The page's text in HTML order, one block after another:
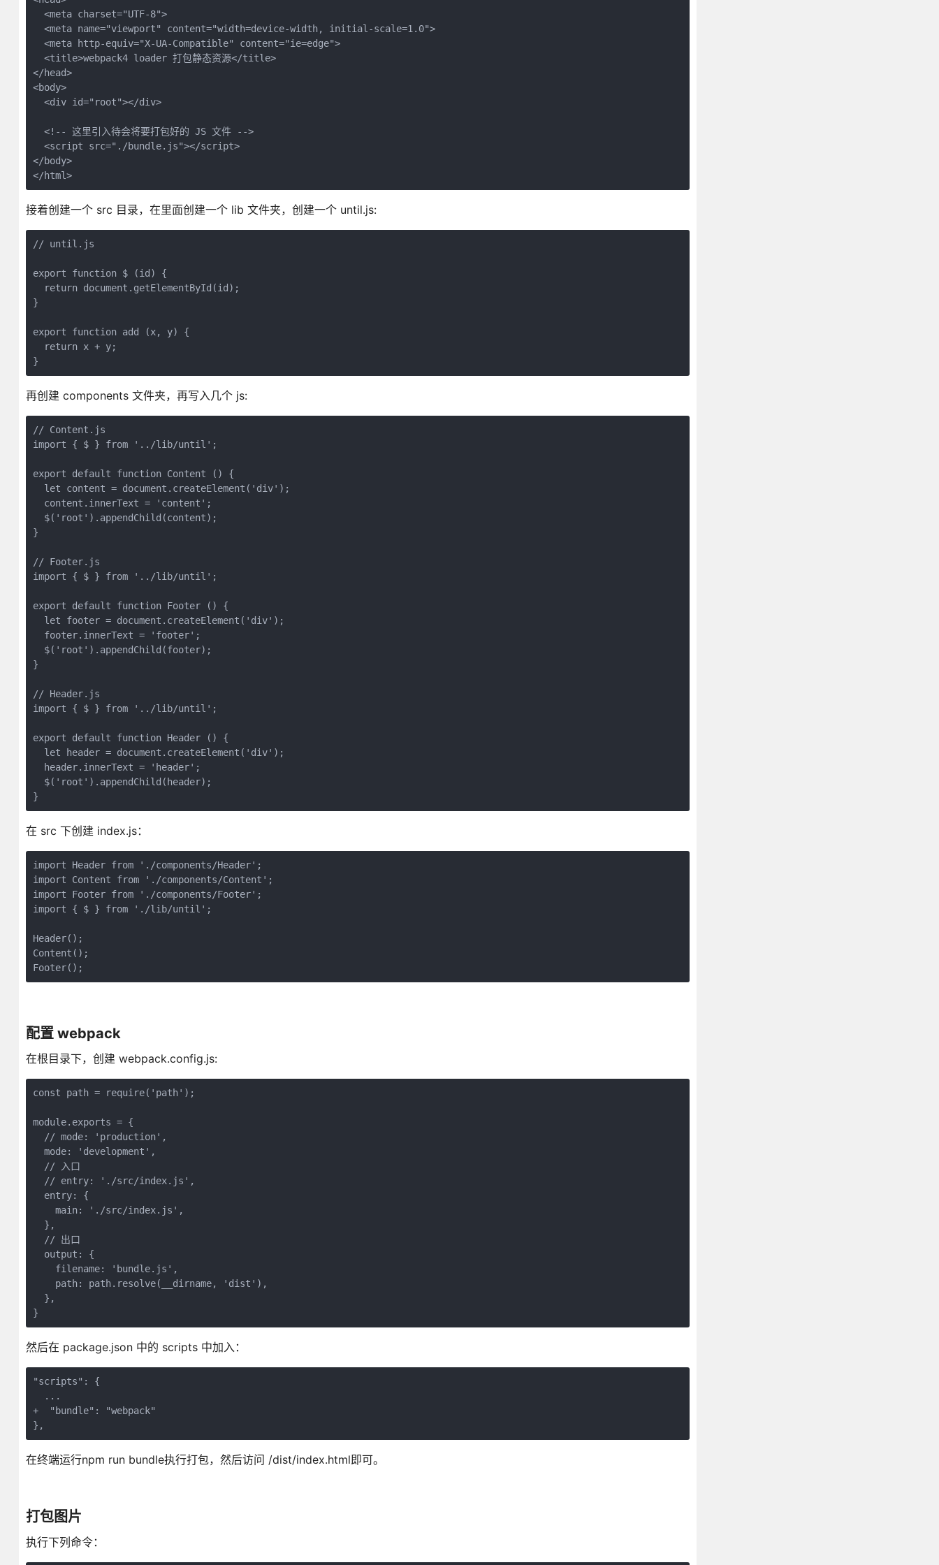
  <meta charset="UTF-8">
  <meta name="viewport" content="width=device-width, initial-scale=1.0">
  <meta http-equiv="X-UA-Compatible" content="ie=edge">
  <title>webpack4 loader 打包静态资源</title>
</head>
<body>
  <div id="root"></div>
  <!-- 这里引入待会将要打包好的 JS 文件 -->
  <script src="./bundle.js"></script>
</body>
</html>
接着创建一个 src 目录，在里面创建一个 lib 文件夹，创建一个 until.js:
// until.js
export function $ (id) {
  return document.getElementById(id);
}
export function add (x, y) {
  return x + y;
}
再创建 components 文件夹，再写入几个 js:
// Content.js
import { $ } from '../lib/until';
export default function Content () {
  let content = document.createElement('div');
  content.innerText = 'content';
  $('root').appendChild(content);
}
// Footer.js
import { $ } from '../lib/until';
export default function Footer () {
  let footer = document.createElement('div');
  footer.innerText = 'footer';
  $('root').appendChild(footer);
}
// Header.js
import { $ } from '../lib/until';
export default function Header () {
  let header = document.createElement('div');
  header.innerText = 'header';
  $('root').appendChild(header);
}
在 src 下创建 index.js：
import Header from './components/Header';
import Content from './components/Content';
import Footer from './components/Footer';
import { $ } from './lib/until';
Header();
Content();
Footer();
配置 webpack
在根目录下，创建 webpack.config.js:
const path = require('path');
module.exports = {
  // mode: 'production',
  mode: 'development',
  // 入口
  // entry: './src/index.js',
  entry: {
    main: './src/index.js',
  },
  // 出口
  output: {
    filename: 'bundle.js',
    path: path.resolve(__dirname, 'dist'),
  },
}
然后在 package.json 中的 scripts 中加入：
"scripts": {
  ...
+  "bundle": "webpack"
},
在终端运行npm run bundle执行打包，然后访问 /dist/index.html即可。
打包图片
执行下列命令：